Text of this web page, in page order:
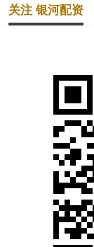
关注 银河配资